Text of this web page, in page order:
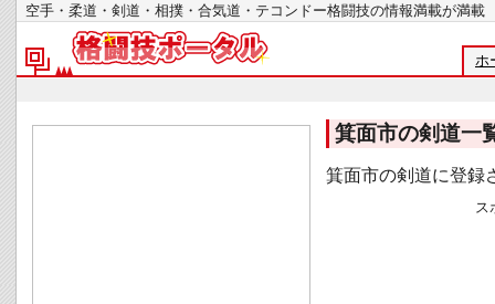
空手・柔道・剣道・相撲・合気道・テコンドー格闘技の情報満載が
ホ
箕面市の剣道一
箕面市の剣道に登録
ス